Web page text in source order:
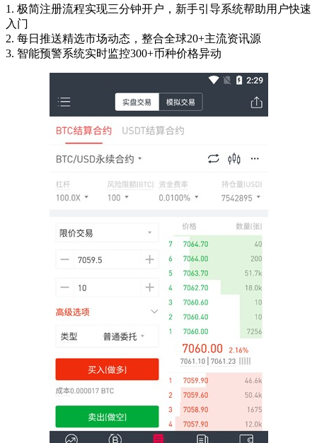
1. 极简注册流程实现三分钟开户，新手引导系统帮助用户快速
入门
2. 每日推送精选市场动态，整合全球20+主流资讯源
3. 智能预警系统实时监控300+币种价格异动